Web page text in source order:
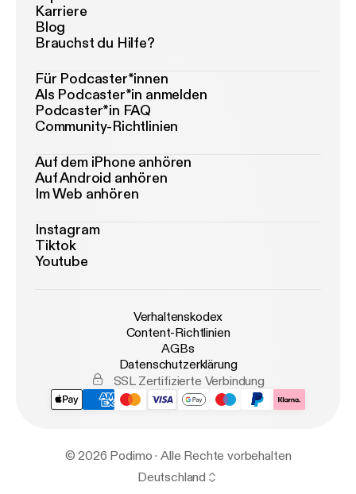
Karriere
Blog
Brauchst du Hilfe?
Für Podcaster*innen
Als Podcaster*in anmelden
Podcaster*in FAQ
Community-Richtlinien
Auf dem iPhone anhören
Auf Android anhören
Im Web anhören
Instagram
Tiktok
Youtube
Verhaltenskodex
Content-Richtlinien
AGBs
Datenschutzerklärung
SSL Zertifizierte Verbindung
© 2026 Podimo · Alle Rechte vorbehalten
Deutschland